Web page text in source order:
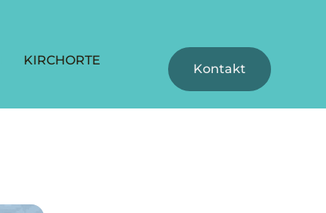
KIRCHORTE
Kontakt